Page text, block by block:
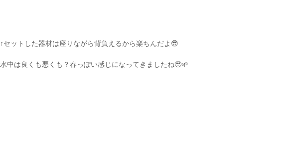
↑セットした器材は座りながら背負えるから楽ちんだよ😎
水中は良くも悪くも？春っぽい感じになってきましたね🥹🌱